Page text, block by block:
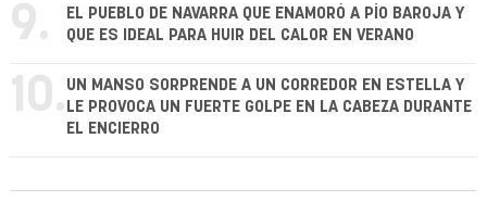
9.
EL PUEBLO DE NAVARRA QUE ENAMORÓ A PÍO BAROJA Y
QUE ES IDEAL PARA HUIR DEL CALOR EN VERANO
10. UN MANSO SORPRENDE A UN CORREDOR EN ESTELLA Y
LE PROVOCA UN FUERTE GOLPE EN LA CABEZA DURANTE
EL ENCIERRO